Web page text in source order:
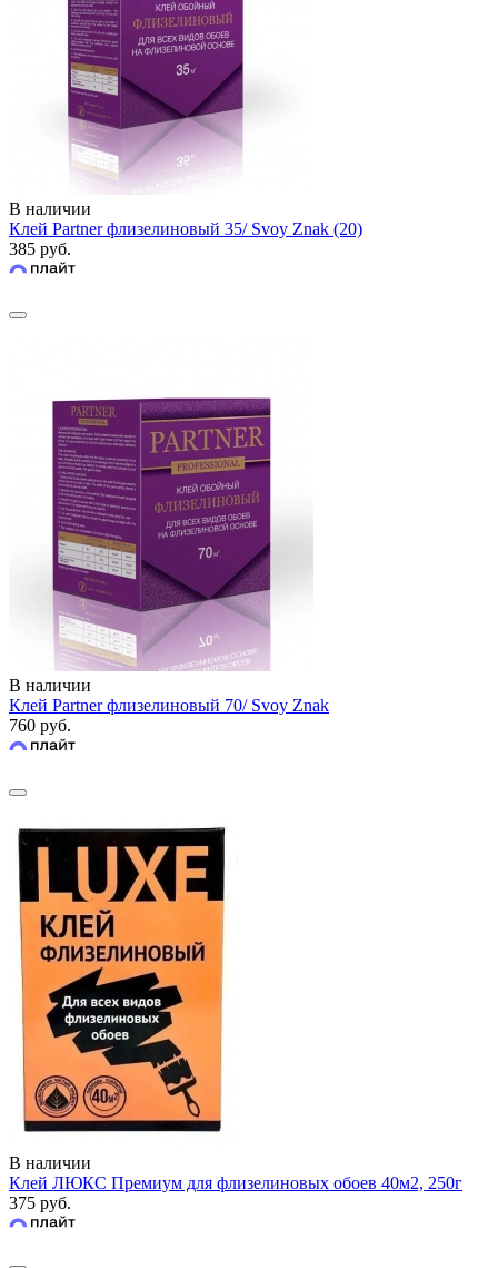
В наличии
Клей Partner флизелиновый 35/ Svoy Znak (20)
385 руб.
В наличии
Клей Partner флизелиновый 70/ Svoy Znak
760 руб.
В наличии
Клей ЛЮКС Премиум для флизелиновых обоев 40м2, 250г
375 руб.